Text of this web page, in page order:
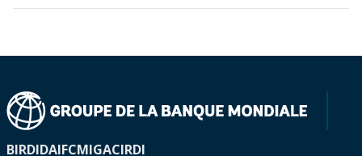
BIRDIDAIFCMIGACIRDI